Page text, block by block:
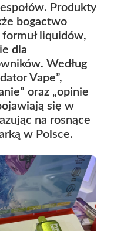
Produkty
bogactwo
liquidów,
dla
Według
Vape”,
oraz „opinie
się w
na rosnące
w Polsce.